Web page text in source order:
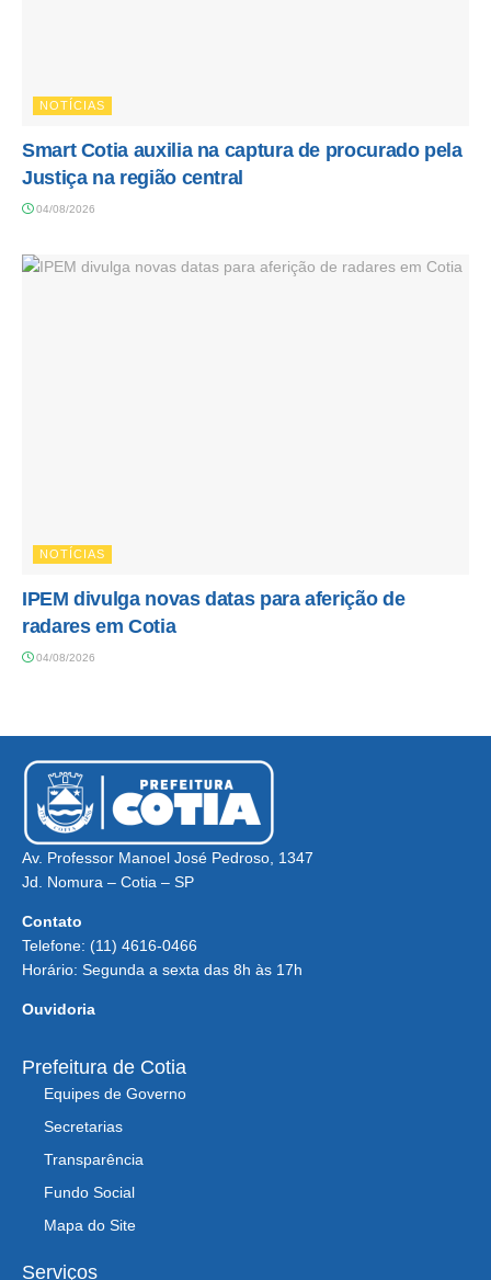
NOTÍCIAS
Smart Cotia auxilia na captura de procurado pela
Justiça na região central
04/08/2026
NOTÍCIAS
IPEM divulga novas datas para aferição de
radares em Cotia
04/08/2026
Av. Professor Manoel José Pedroso, 1347
Jd. Nomura – Cotia – SP
Contato
Telefone: (11) 4616-0466
Horário: Segunda a sexta das 8h às 17h
Ouvidoria
Prefeitura de Cotia
Equipes de Governo
Secretarias
Transparência
Fundo Social
Mapa do Site
Serviços